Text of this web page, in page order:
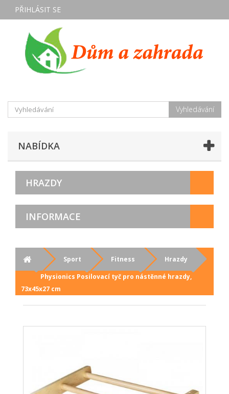
PŘIHLÁSIT SE
Vyhledávání
NABÍDKA
HRAZDY
INFORMACE
Sport Fitness
Hrazdy
Physionics Posilovací tyč pro nástěnné hrazdy,
73x45x27 cm